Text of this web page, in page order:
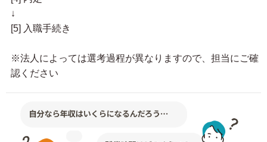
↓
[5] 入職手続き
※法人によっては選考過程が異なりますので、担当にご確
認ください